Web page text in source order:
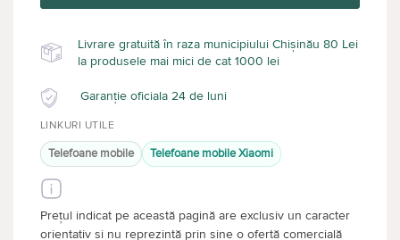
Livrare gratuită în raza municipiului Chișinău 80 Lei
la produsele mai mici de cat 1000 lei
Garanție oficiala 24 de luni
LINKURI UTILE
Telefoane mobile Telefoane mobile Xiaomi
Prețul indicat pe această pagină are exclusiv un caracter
orientativ și nu reprezintă prin sine o ofertă comercială